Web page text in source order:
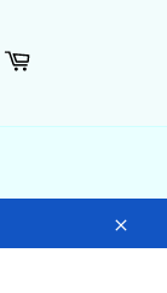
Panier
Close